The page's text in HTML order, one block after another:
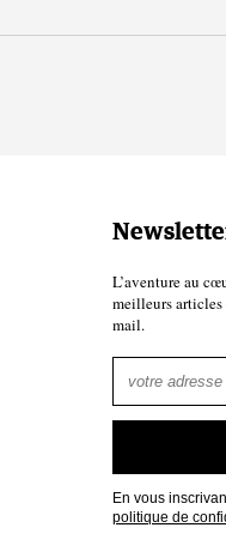
L’aventure au
meilleurs articles
mail.
En vous
politique de